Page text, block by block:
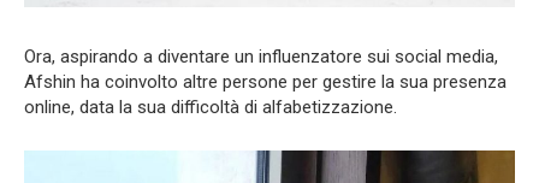
Ora, aspirando a diventare un influenzatore sui social media,
Afshin ha coinvolto altre persone per gestire la sua presenza
online, data la sua difficoltà di alfabetizzazione.